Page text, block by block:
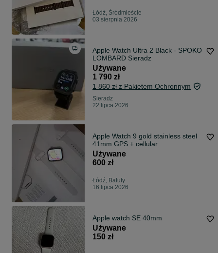
Łódź, Śródmieście
03 sierpnia 2026
Apple Watch Ultra 2 Black - SPOKO
LOMBARD Sieradz
Używane
1 790 zł
1 860 zł z Pakietem Ochronnym
Sieradz
22 lipca 2026
Apple Watch 9 gold stainless steel
41mm GPS + cellular
Używane
600 zł
Łódź, Bałuty
16 lipca 2026
Apple watch SE 40mm
Używane
150 zł